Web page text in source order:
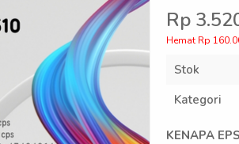
Rp
Hemat Rp
Stok
Kategori
KENAPA